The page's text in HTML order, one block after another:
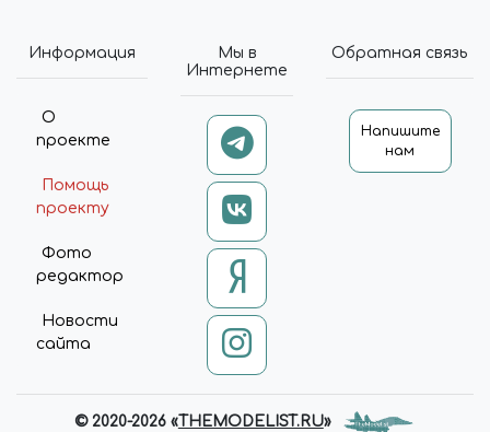
Информация
О
проекте
Помощь
проекту
Фото
редактор
Новости
сайта
Мы в
Интернете
Обратная связь
Напишите
нам
© 2020-2026 «THEMODELIST.RU»